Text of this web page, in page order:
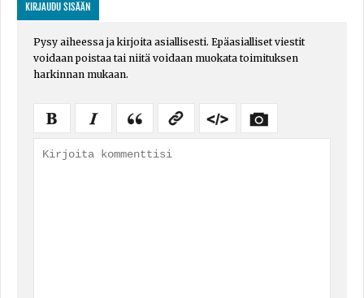
KIRJAUDU SISÄÄN
Pysy aiheessa ja kirjoita asiallisesti. Epäasialliset viestit
voidaan poistaa tai niitä voidaan muokata toimituksen
harkinnan mukaan.